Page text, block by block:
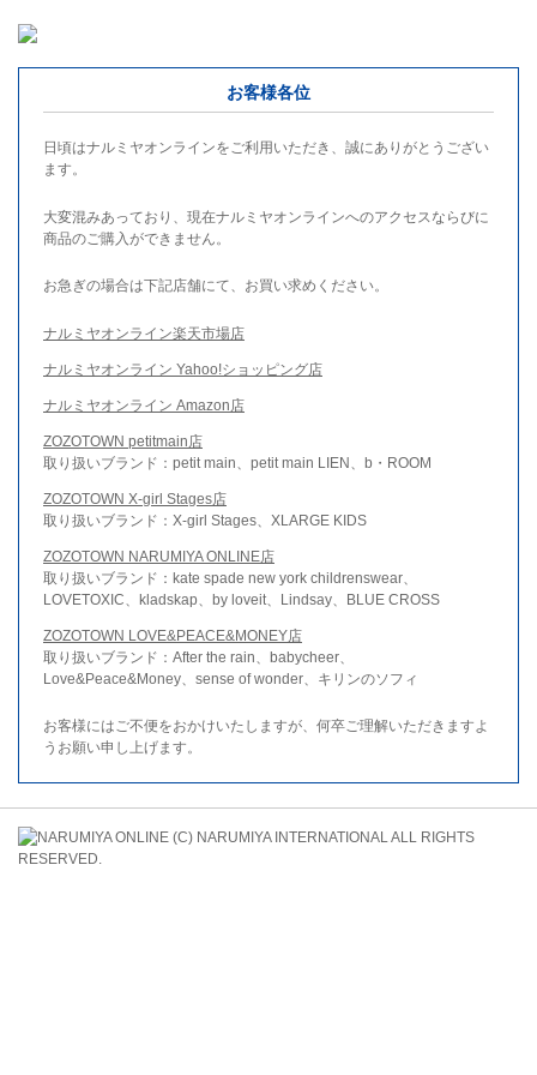
お客様各位
日頃はナルミヤオンラインをご利用いただき、誠にありがとうござい
ます。
大変混みあっており、現在ナルミヤオンラインへのアクセスならびに
商品のご購入ができません。
お急ぎの場合は下記店舗にて、お買い求めください。
ナルミヤオンライン楽天市場店
ナルミヤオンライン Yahoo!ショッピング店
ナルミヤオンライン Amazon店
ZOZOTOWN petitmain店
取り扱いブランド：petit main、petit main LIEN、b・ROOM
ZOZOTOWN X-girl Stages店
取り扱いブランド：X-girl Stages、XLARGE KIDS
ZOZOTOWN NARUMIYA ONLINE店
取り扱いブランド：kate spade new york childrenswear、
LOVETOXIC、kladskap、by loveit、Lindsay、BLUE CROSS
ZOZOTOWN LOVE&PEACE&MONEY店
取り扱いブランド：After the rain、babycheer、
Love&Peace&Money、sense of wonder、キリンのソフィ
お客様にはご不便をおかけいたしますが、何卒ご理解いただきますよ
うお願い申し上げます。